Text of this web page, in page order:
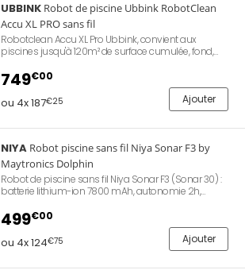
UBBINK Robot de piscine Ubbink RobotClean
Accu XL PRO sans fil
Robotclean Accu XL Pro Ubbink, convient aux
piscines jusqu'à 120m² de surface cumulée, fond,
moteurs pour le déplacement, modèle sans fil, tout
type de revêtement, puissance d'aspiration 16 m³/h.
749€00
ou 4x 187€25 Ajouter
NIYA Robot piscine sans fil Niya Sonar F3 by
Maytronics Dolphin
Robot de piscine sans fil Niya Sonar F3 (Sonar 30) :
batterie lithium-ion 7800 mAh, autonomie 2h,
puissants, brosses actives, filtration 200 microns
(1,6L), nettoyage du fond, des parois et de la ligne
d'eau, pour piscines jusqu'à 10 m, poids 8,7 kg,
garantie 2 ans.
499€00
ou 4x 124€75 Ajouter